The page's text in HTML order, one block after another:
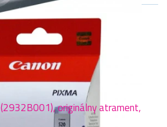
originálny atrament,